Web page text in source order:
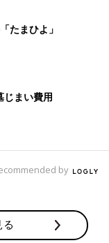
たまひよ」
じまい費用
by